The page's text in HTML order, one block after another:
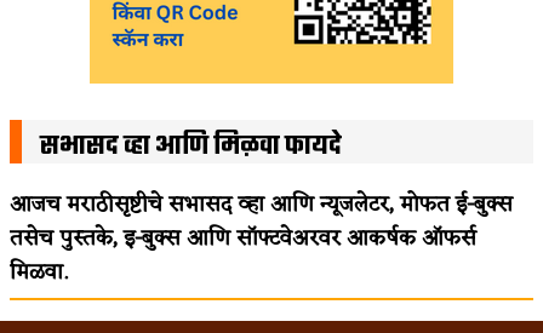
सभासद व्हा आणि मिळवा फायदे
आजच मराठीसृष्टीचे सभासद व्हा आणि न्यूजलेटर, मोफत ई-बुक्स
तसेच पुस्तके, इ-बुक्स आणि सॉफ्टवेअरवर आकर्षक ऑफर्स
मिळवा.